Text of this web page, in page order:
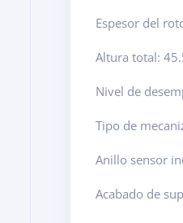
Espesor del
Altura total:
Nivel de
Tipo de
Anillo sensor
Acabado de